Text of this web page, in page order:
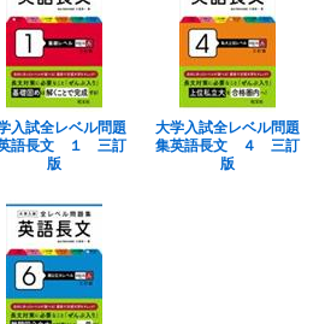
入試全レベル問題
語長文 １ 三訂
版
大学入試全レベル問題
集英語長文 ４ 三訂
版